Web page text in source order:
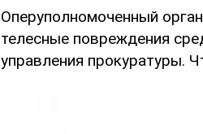
Оперуполномоченный
телесные повреждения
управления прокуратуры.